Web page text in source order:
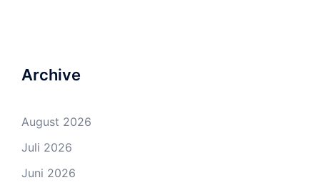
Archive
August 2026
Juli 2026
Juni 2026